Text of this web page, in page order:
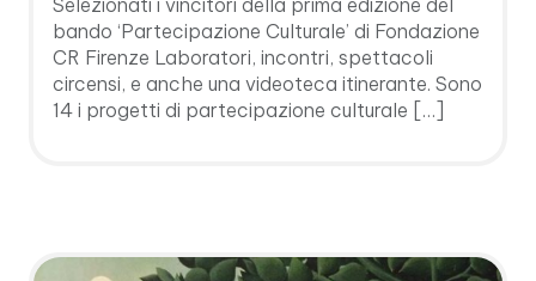
bando ‘Partecipazione Culturale’ di Fondazione
CR Firenze Laboratori, incontri, spettacoli
circensi, e anche una videoteca itinerante. Sono
14 i progetti di partecipazione culturale […]